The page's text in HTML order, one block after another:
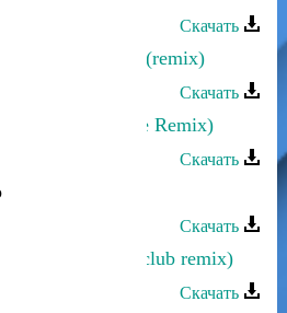
Скачать
Разбила сердце (remix)
Скачать
(Electro Dance Remix)
Скачать
(Remix)
Скачать
- Я люблю тебя (club remix)
Скачать